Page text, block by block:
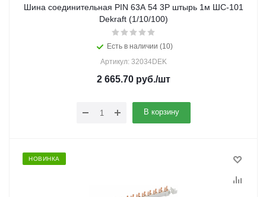
Шина соединительная PIN 63А 54 3Р штырь 1м ШС-101
Dekraft (1/10/100)
Есть в наличии (10)
Артикул: 32034DEK
2 665.70 руб./шт
В корзину
НОВИНКА